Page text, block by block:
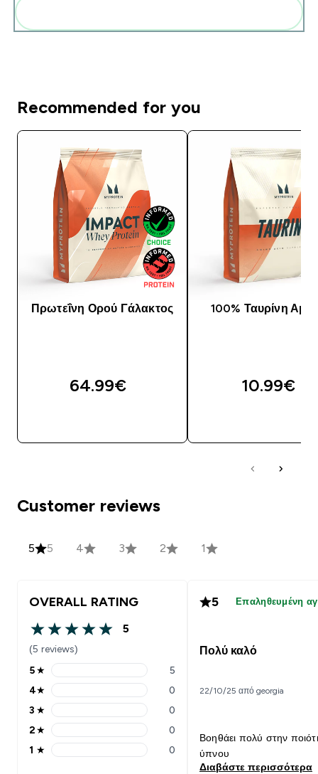
Recommended for you
Πρωτεΐνη Ορού Γάλακτος
64.99€‎
100% Ταυρίνη
10.99€‎
Customer reviews
5 5 4 3 2 1
OVERALL RATING
5 out of 5 stars
5
(5 reviews)
5 stars rating 5 reviews
5★ 5
4 stars rating 0 reviews
4★ 0
3 stars rating 0 reviews
3 ★ 0
2 stars rating 0 reviews
2★ 0
1 stars rating 0 reviews
1 ★ 0
5 Επαληθευμένη
Πολύ καλό
22/10/25 από georgia
Βοηθάει πολύ στην
ύπνου
Διαβάστε περισσότερα